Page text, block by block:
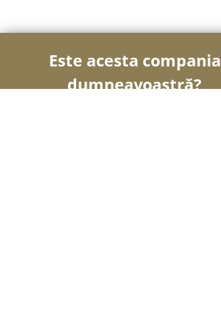
Este acesta compania
dumneavoastră?